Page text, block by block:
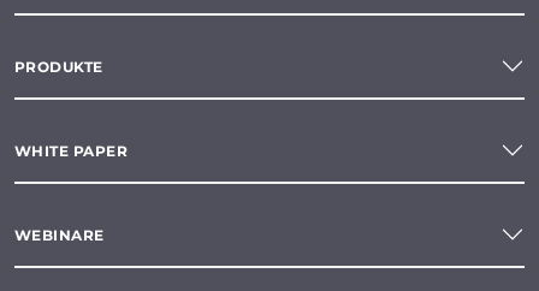
PRODUKTE
WHITE PAPER
WEBINARE